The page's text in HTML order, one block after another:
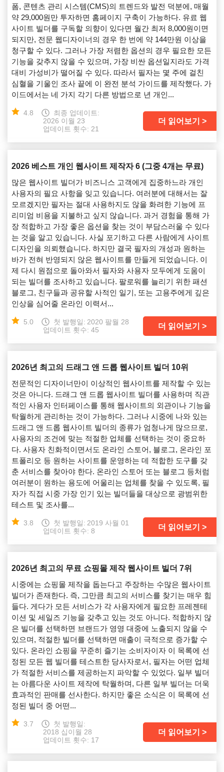
폼, 콘텐츠 관리 시스템(CMS)의 트렌드와 발전 덕분에, 매월
약 29,000원만 투자하면 홈페이지 구축이 가능하다. 유료 웹
사이트 빌더를 구독할 의향이 있다면 월간 최저 8,000원이면
되지만, 전문 웹디자이너의 경우 한 번에 약 144만원 이상을
청구할 수 있다. 그러나 가장 저렴한 옵션의 경우 필요한 모든
기능을 갖추지 않을 수 있으며, 가장 비싼 옵션일지라도 가격
대비 가성비가 떨어질 수 있다. 따라서 필자는 몇 주에 걸친
심혈을 기울인 조사 끝에 이 완전 분석 가이드를 제작했다. 가
이드에서는 네 가지 각기 다른 방법으로 년 개인...
4.8
최종 업데이트:
2026 이월 23
업데이트 횟수: 21
더 읽어보기
2026 베스트 개인 웹사이트 제작자 6 (그중 4개는 무료)
많은 웹사이트 빌더가 비즈니스 고객에게 집중하느라 개인
사용자의 필요 사항을 잊고 있습니다. 여러분에 대해서는 잘
모르겠지만 필자는 절대 사용하지도 않을 화려한 기능에 프
리미엄 비용을 지불하고 싶지 않습니다. 과거 경험을 통해 가
장 적합하고 가장 좋은 옵션을 찾는 것이 부담스러울 수 있다
는 것을 알고 있습니다. 사실 포기하고 다른 사람에게 사이트
디자인을 의뢰했습니다. 하지만 결국 필자의 개성과 원하는
바가 전혀 반영되지 않은 웹사이트를 만들게 되었습니다. 이
제 다시 원점으로 돌아와서 필자와 사용자 모두에게 도움이
되는 빌더를 조사하고 있습니다. 팔로워를 늘리기 위한 패션
블로그, 친구들과 공유할 사적인 일기, 또는 고용주에게 깊은
인상을 심어줄 온라인 이력서...
5.0 첫 발행일: 2020 팔월 28
업데이트 횟수: 45
더 읽어보기
2026년 최고의 드래그 앤 드롭 웹사이트 빌더 10위
전문적인 디자이너만이 이상적인 웹사이트를 제작할 수 있는
것은 아니다. 드래그 앤 드롭 웹사이트 빌더를 사용하며 직관
적인 사용자 인터페이스를 통해 웹사이트의 외관이나 기능을
탁월하게 관리하는 것이 가능하다. 그러나 시중에 나와 있는
드래그 앤 드롭 웹사이트 빌더의 종류가 엄청나게 많으므로,
사용자의 조건에 맞는 적절한 업체를 선택하는 것이 중요하
다. 사용자 친화적이면서도 온라인 스토어, 블로그, 온라인 포
트폴리오 등 원하는 사이트를 운영하는 데 적합한 도구를 갖
춘 서비스를 찾아야 한다. 온라인 스토어 또는 블로그 등처럼
여러분이 원하는 용도에 어울리는 업체를 찾을 수 있도록, 필
자가 직접 시중 가장 인기 있는 빌더들을 대상으로 광범위한
테스트 및 조사를...
3.8 첫 발행일: 2019 사월 01
업데이트 횟수: 8
더 읽어보기
2026년 최고의 무료 쇼핑몰 제작 웹사이트 빌더 7위
시중에는 쇼핑몰 제작을 돕는다고 주장하는 수많은 웹사이트
빌더가 존재한다. 즉, 그만큼 최고의 서비스를 찾기는 매우 힘
들다. 게다가 모든 서비스가 각 사용자에게 필요한 프레젠테
이션 및 세일즈 기능을 갖추고 있는 것도 아니다. 적합하지 않
은 빌더를 선택하면 브랜드가 영영 대중에 노출되지 않을 수
있으며, 적절한 빌더를 선택하면 매출이 극적으로 증가할 수
있다. 온라인 쇼핑을 꾸준히 즐기는 소비자이자 이 목록에 선
정된 모든 웹 빌더를 테스트한 당사자로서, 필자는 어떤 업체
가 적절한 서비스를 제공하는지 파악할 수 있었다. 일부 빌더
는 아름다운 사이트 제작에 탁월하며, 다른 일부 빌더는 더욱
효과적인 판매를 선사한다. 하지만 좋은 소식은 이 목록에 선
정된 빌더 중 어떤...
3.7
첫 발행일:
2018 십이월 28
업데이트 횟수: 17
더 읽어보기